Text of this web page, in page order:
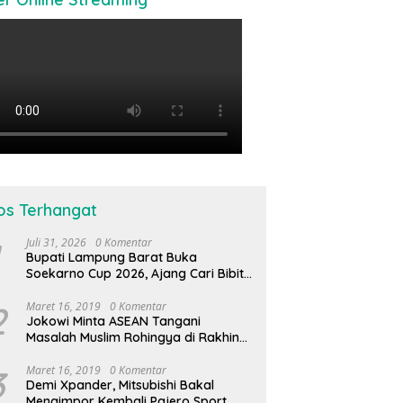
Terhangat
Juli 31, 2026 0 Komentar
Bupati Lampung Barat Buka
Soekarno Cup 2026, Ajang Cari Bibit
Maret 16, 2019 0 Komentar
Jokowi Minta ASEAN Tangani
Masalah Muslim Rohingya di Rakhine
Maret 16, 2019 0 Komentar
Demi Xpander, Mitsubishi Bakal